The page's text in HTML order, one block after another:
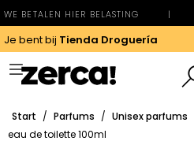
WE BETALEN HIER BELASTING |
Je bent bij Tienda Droguería
Start / Parfums / Unisex parfums
eau de toilette 100ml